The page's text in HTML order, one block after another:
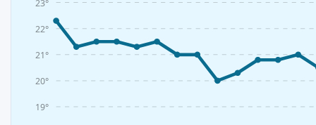
19°
20°
21°
22°
23°